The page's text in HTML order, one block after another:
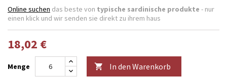
Online suchen das beste von typische sardinische produkte - nur
einen klick und wir senden sie direkt zu ihrem haus
18,02 €
Menge  In den Warenkorb